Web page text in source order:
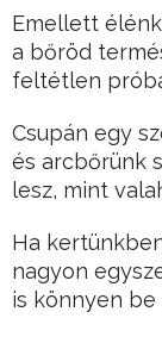
Emellett
a bőröd
feltétlen
Csupán egy
és arcbőrünk
lesz, mint
Ha
nagyon
is könnyen be